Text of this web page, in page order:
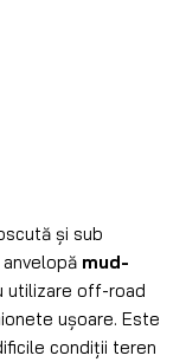
și sub
anvelopă mud-
utilizare off-road
ușoare. Este
condiții teren